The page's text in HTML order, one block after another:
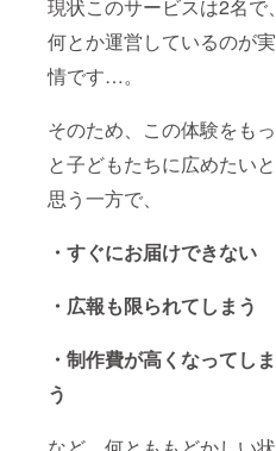
現状このサービスは2名で、
何とか運営しているのが実
情です…。
そのため、この体験をもっ
と子どもたちに広めたいと
思う一方で、
・すぐにお届けできない
・広報も限られてしまう
・制作費が高くなってしま
う